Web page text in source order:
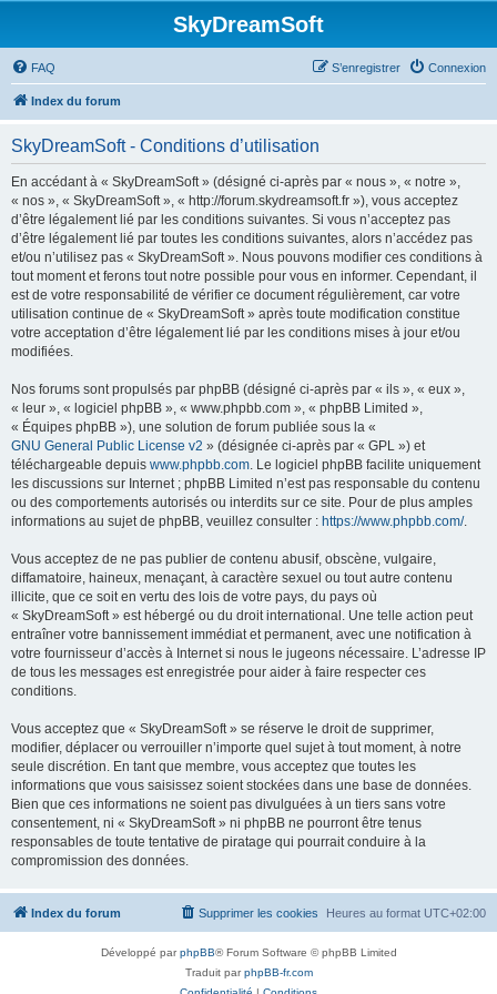
SkyDreamSoft
FAQ Connexion
S’enregistrer
Index du forum
SkyDreamSoft - Conditions d’utilisation
En accédant à « SkyDreamSoft » (désigné ci-après par « nous », « notre »,
« nos », « SkyDreamSoft », « http://forum.skydreamsoft.fr »), vous acceptez
d’être légalement lié par les conditions suivantes. Si vous n’acceptez pas
d’être légalement lié par toutes les conditions suivantes, alors n’accédez pas
et/ou n’utilisez pas « SkyDreamSoft ». Nous pouvons modifier ces conditions à
tout moment et ferons tout notre possible pour vous en informer. Cependant, il
est de votre responsabilité de vérifier ce document régulièrement, car votre
utilisation continue de « SkyDreamSoft » après toute modification constitue
votre acceptation d’être légalement lié par les conditions mises à jour et/ou
modifiées.
Nos forums sont propulsés par phpBB (désigné ci-après par « ils », « eux »,
« leur », « logiciel phpBB », « www.phpbb.com », « phpBB Limited »,
« Équipes phpBB »), une solution de forum publiée sous la «
GNU General Public License v2 » (désignée ci-après par « GPL ») et
téléchargeable depuis www.phpbb.com. Le logiciel phpBB facilite uniquement
les discussions sur Internet ; phpBB Limited n’est pas responsable du contenu
ou des comportements autorisés ou interdits sur ce site. Pour de plus amples
informations au sujet de phpBB, veuillez consulter : https://www.phpbb.com/.
Vous acceptez de ne pas publier de contenu abusif, obscène, vulgaire,
diffamatoire, haineux, menaçant, à caractère sexuel ou tout autre contenu
illicite, que ce soit en vertu des lois de votre pays, du pays où
« SkyDreamSoft » est hébergé ou du droit international. Une telle action peut
entraîner votre bannissement immédiat et permanent, avec une notification à
votre fournisseur d’accès à Internet si nous le jugeons nécessaire. L’adresse IP
de tous les messages est enregistrée pour aider à faire respecter ces
conditions.
Vous acceptez que « SkyDreamSoft » se réserve le droit de supprimer,
modifier, déplacer ou verrouiller n’importe quel sujet à tout moment, à notre
seule discrétion. En tant que membre, vous acceptez que toutes les
informations que vous saisissez soient stockées dans une base de données.
Bien que ces informations ne soient pas divulguées à un tiers sans votre
consentement, ni « SkyDreamSoft » ni phpBB ne pourront être tenus
responsables de toute tentative de piratage qui pourrait conduire à la
compromission des données.
Index du forum Heures au format UTC+02:00
Supprimer les cookies
Développé parphpBB® Forum Software © phpBB Limited
Traduit parphpBB-fr.com